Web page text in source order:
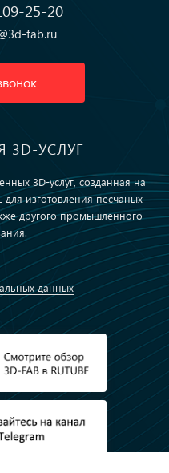
25-20
fab.ru
3D-УСЛУГ
3D-услуг, созданная на
изготовления песчаных
другого промышленного
данных